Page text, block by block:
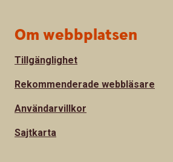
Om webbplatsen
Tillgänglighet
Rekommenderade webbläsare
Användarvillkor
Sajtkarta